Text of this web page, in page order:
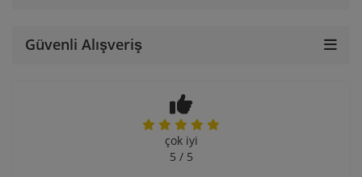
Güvenli Alışveriş
çok iyi
5 / 5